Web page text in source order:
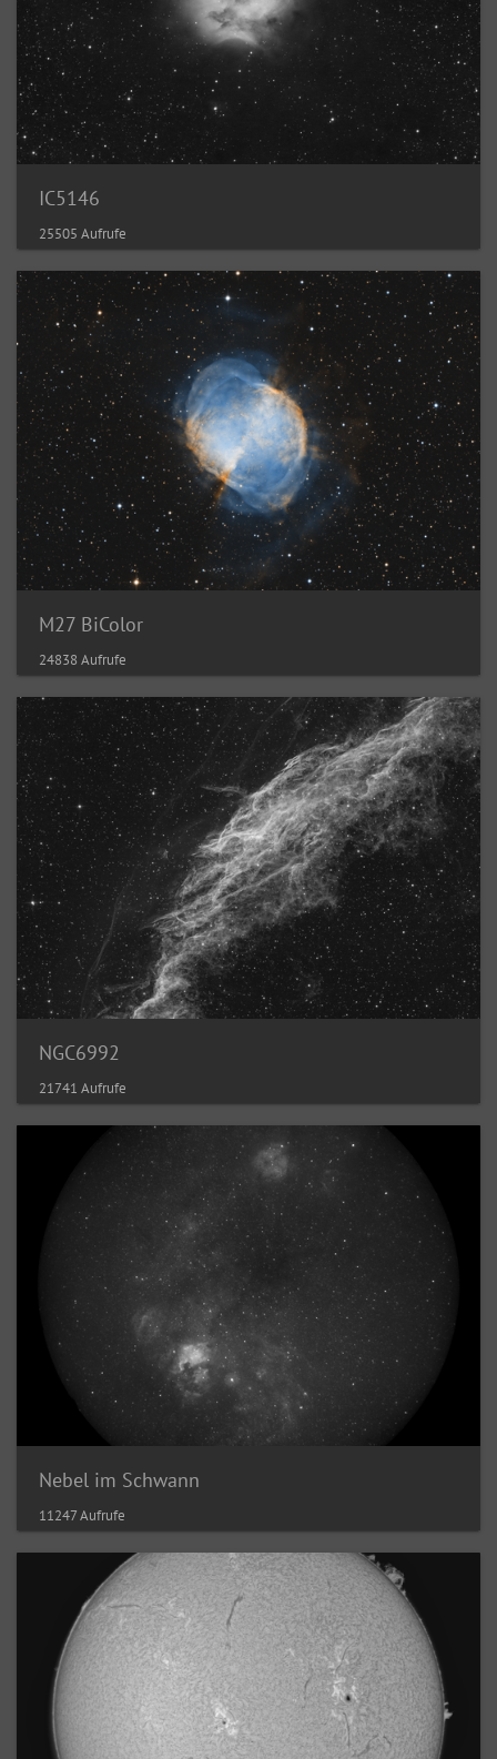
IC5146
25505 Aufrufe
M27 BiColor
24838 Aufrufe
NGC6992
21741 Aufrufe
Nebel im Schwann
11247 Aufrufe